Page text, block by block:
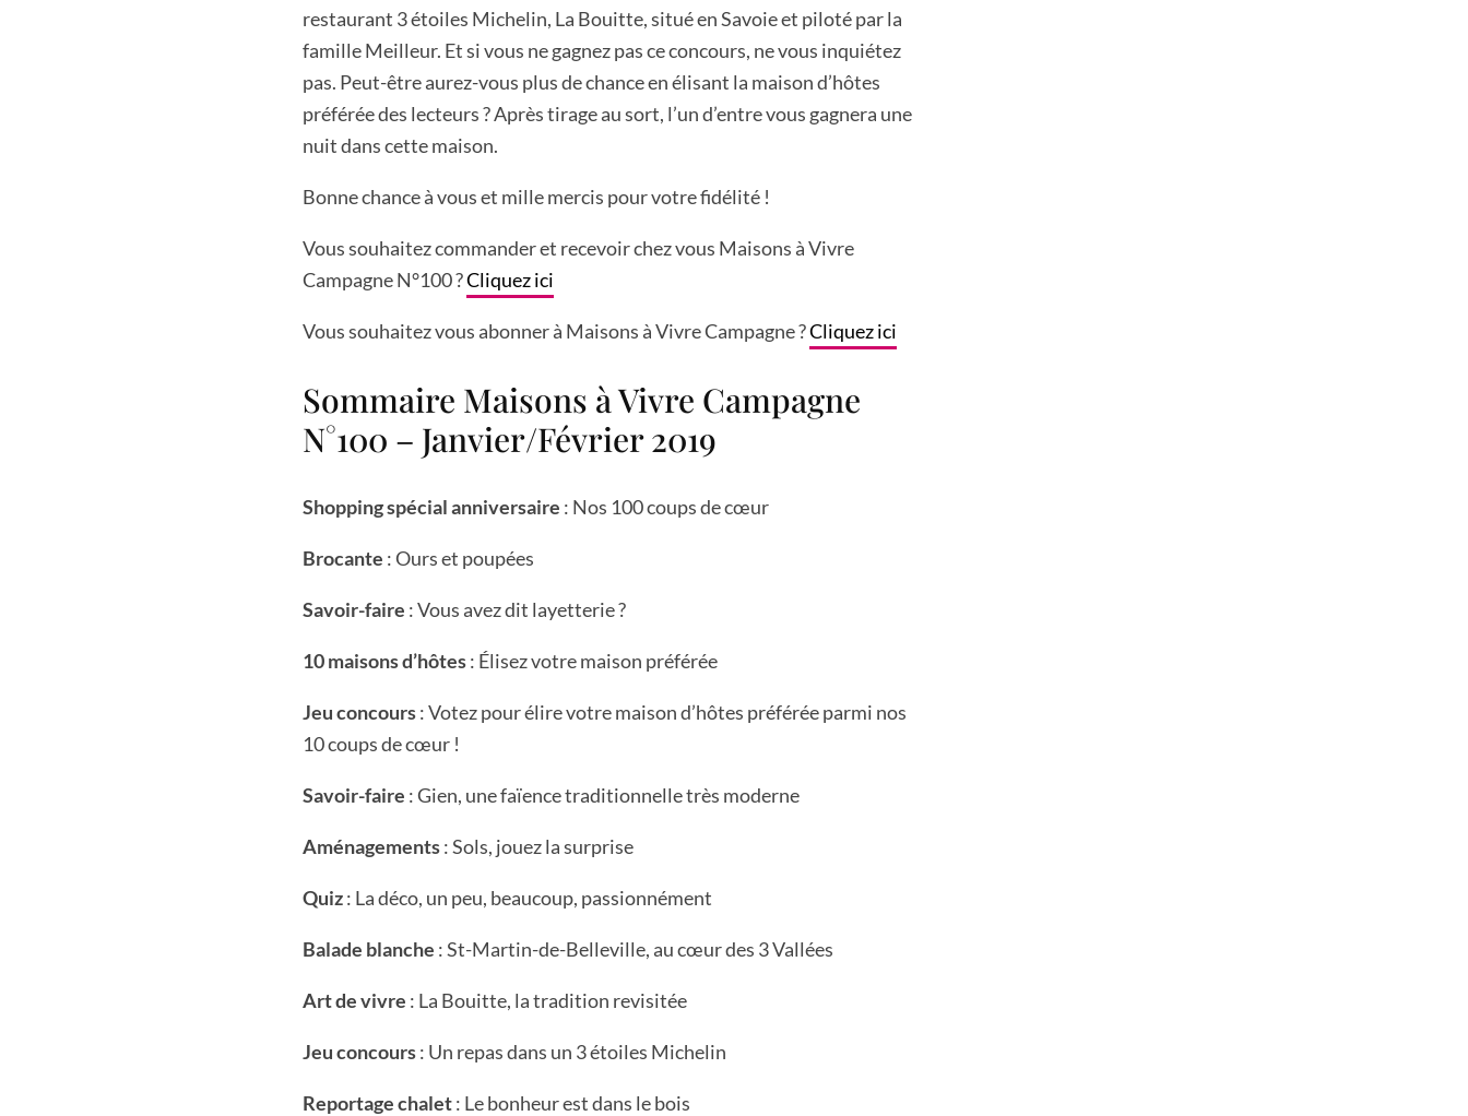
restaurant 3 étoiles Michelin, La Bouitte, situé en Savoie et piloté par la
famille Meilleur. Et si vous ne gagnez pas ce concours, ne vous inquiétez
pas. Peut-être aurez-vous plus de chance en élisant la maison d’hôtes
préférée des lecteurs ? Après tirage au sort, l’un d’entre vous gagnera une
nuit dans cette maison.
Bonne chance à vous et mille mercis pour votre fidélité !
Vous souhaitez commander et recevoir chez vous Maisons à Vivre
Campagne N°100 ?Cliquez ici
Vous souhaitez vous abonner à Maisons à Vivre Campagne ?Cliquez ici
Sommaire Maisons à Vivre Campagne
N°100 – Janvier/Février 2019
Shopping spécial anniversaire : Nos 100 coups de cœur
Brocante : Ours et poupées
Savoir-faire : Vous avez dit layetterie ?
10 maisons d’hôtes: Élisez votre maison préférée
Jeu concours: Votez pour élire votre maison d’hôtes préférée parmi nos
10 coups de cœur !
Savoir-faire : Gien, une faïence traditionnelle très moderne
Aménagements: Sols, jouez la surprise
Quiz: La déco, un peu, beaucoup, passionnément
Balade blanche : St-Martin-de-Belleville, au cœur des 3 Vallées
Art de vivre : La Bouitte, la tradition revisitée
Jeu concours: Un repas dans un 3 étoiles Michelin
Reportage chalet: Le bonheur est dans le bois